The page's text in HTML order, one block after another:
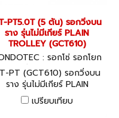
PT5.0T (5 ตัน) รอกวิ่งบน
ราง รุ่นไม่มีเกียร์ PLAIN
TROLLEY (GCT610)
: รอกโซ่ รอกโยก
รอกถ่วง KT-PT5.0T
PT (GCT610) รอกวิ่งบน
ราง รุ่นไม่มีเกียร์ PLAIN
TROLLEY สินค้าจากประเทศ
ญี่ปุ่น พร้อมใบ CERTIFICATE
เปรียบเทียบ